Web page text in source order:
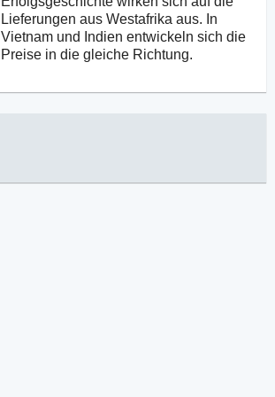
Lieferungen aus Westafrika aus. In
Vietnam und Indien entwickeln sich die
Preise in die gleiche Richtung.